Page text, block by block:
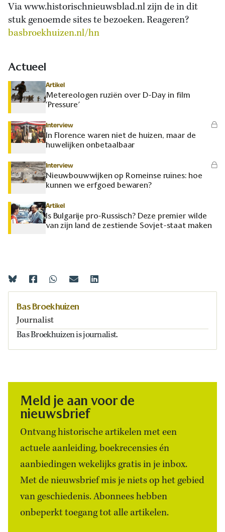
Via www.historischnieuwsblad.nl zijn de in dit
stuk genoemde sites te bezoeken. Reageren?
basbroekhuizen.nl/hn
Actueel
Artikel
Metereologen ruziën over D-Day in film
‘Pressure’
Interview
In Florence waren niet de huizen, maar de
huwelijken onbetaalbaar
Interview
Nieuwbouwwijken op Romeinse ruïnes: hoe
kunnen we erfgoed bewaren?
Artikel
Is Bulgarije pro-Russisch? Deze premier wilde
van zijn land de zestiende Sovjet-staat maken
Bas Broekhuizen
Journalist
Bas Broekhuizen is journalist.
Meld je aan voor de
nieuwsbrief
Ontvang historische artikelen met een
actuele aanleiding, boekrecensies én
aanbiedingen wekelijks gratis in je inbox.
Met de nieuwsbrief mis je niets op het gebied
van geschiedenis. Abonnees hebben
onbeperkt toegang tot alle artikelen.